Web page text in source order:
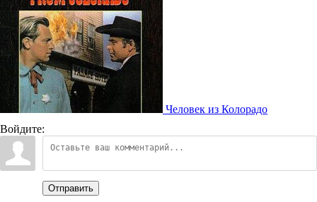
Человек из Колорадо
Войдите:
Отправить